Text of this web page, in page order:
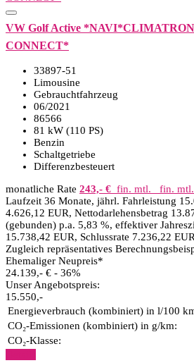
VW Golf Active
CONNECT*
33897-51
Limousine
Gebrauchtfahrzeug
06/2021
86566
81 kW (110 PS)
Benzin
Schaltgetriebe
Differenzbesteuert
monatliche Rate 243,- € fin. mtl.
fin. mtl.
Laufzeit 36 Monate, jährl. Fahrleistung
4.626,12 EUR, Nettodarlehensbetrag
(gebunden) p.a. 5,83 %, effektiver
15.738,42 EUR, Schlussrate 7.236,22
Zugleich repräsentatives
Ehemaliger Neupreis*
24.139,- € - 36%
Unser Angebotspreis:
15.550,-
Energieverbrauch (kombiniert) in l/100
CO₂-Emissionen (kombiniert) in g/km:
CO₂-Klasse: